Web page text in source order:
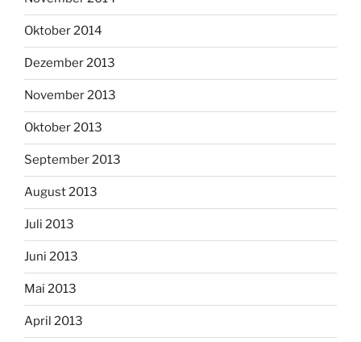
Oktober 2014
Dezember 2013
November 2013
Oktober 2013
September 2013
August 2013
Juli 2013
Juni 2013
Mai 2013
April 2013